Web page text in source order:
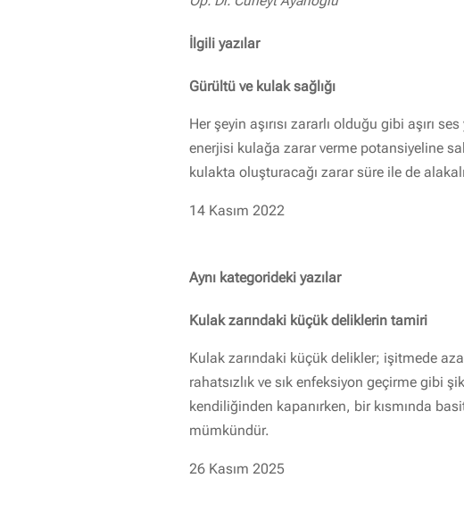
İlgili yazılar
Gürültü ve kulak sağlığı
Her şeyin aşırısı zararlı olduğu gibi aşırı
enerjisi kulağa zarar verme potansiyeline
kulakta oluşturacağı zarar süre ile de
14 Kasım 2022
Aynı kategorideki yazılar
Kulak zarındaki küçük deliklerin tamiri
Kulak zarındaki küçük delikler; işitmede
rahatsızlık ve sık enfeksiyon geçirme gibi
kendiliğinden kapanırken, bir kısmında
mümkündür.
26 Kasım 2025